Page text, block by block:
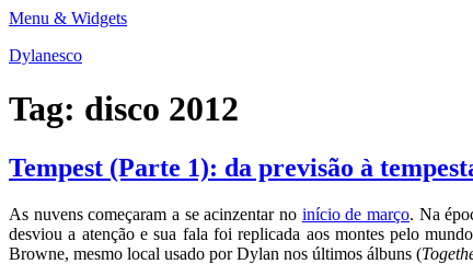
Skip
content
Menu & Widgets
Dylanesco
Tag: disco 2012
Tempest (Parte 1): da previsão à
As nuvens começaram a se acinzentar no início de março. Na
desviou a atenção e sua fala foi replicada aos montes pelo
Browne, mesmo local usado por Dylan nos últimos álbuns (